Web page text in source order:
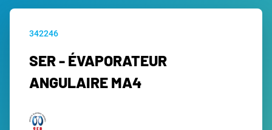
342246
SER - ÉVAPORATEUR
ANGULAIRE MA4